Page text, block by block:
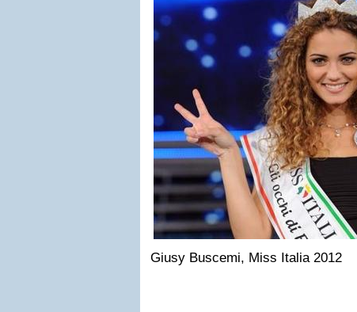
Giusy Buscemi, Miss Italia 2012